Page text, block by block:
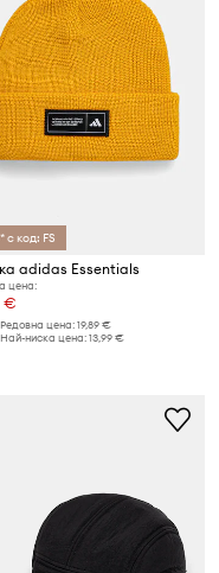
с код: FS
adidas Essentials
цена:
€
Редовна цена:19,89 €
Най-ниска цена:13,99 €